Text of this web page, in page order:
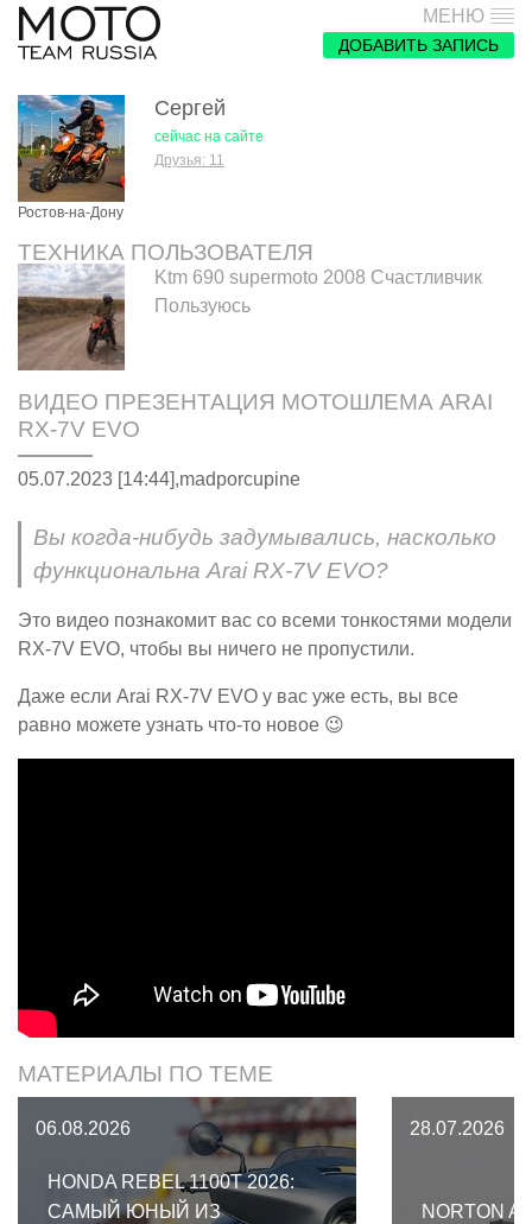
МЕНЮ
ДОБАВИТЬ ЗАПИСЬ
Ростов-на-Дону
Сергей
сейчас на сайте
Друзья: 11
ТЕХНИКА ПОЛЬЗОВАТЕЛЯ
Ktm 690 supermoto 2008 Счастливчик
Пользуюсь
ВИДЕО ПРЕЗЕНТАЦИЯ МОТОШЛЕМА ARAI
RX-7V EVO
05.07.2023 [14:44],madporcupine
Вы когда-нибудь задумывались, насколько
функциональна Arai RX-7V EVO?
Это видео познакомит вас со всеми тонкостями модели
RX-7V EVO, чтобы вы ничего не пропустили.
Даже если Arai RX-7V EVO у вас уже есть, вы все
равно можете узнать что-то новое 😉
МАТЕРИАЛЫ ПО ТЕМЕ
06.08.2026
HONDA REBEL 1100T 2026:
САМЫЙ ЮНЫЙ ИЗ
28.07.2026
NORTON